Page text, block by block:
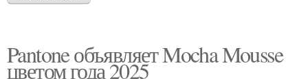
Pantone объявляет Mocha Mousse
цветом года 2025